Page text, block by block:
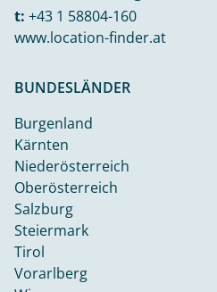
t: +43 1 58804-160
www.location-finder.at
BUNDESLÄNDER
Burgenland
Kärnten
Niederösterreich
Oberösterreich
Salzburg
Steiermark
Tirol
Vorarlberg